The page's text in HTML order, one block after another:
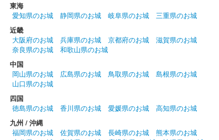
佐柿国吉城 御城印 令和6年秋限定
販売終了
佐柿国吉城 御城印
販売終了
令和6年9月8日に開催された御城印合戦in福知山のふくい城巡り
プロジェクトのブースにて販売された御城印。150枚限定
東海
愛知県のお城
静岡県のお城 岐阜県のお城
三重県のお城
近畿
大阪府のお城
兵庫県のお城 京都府のお城
滋賀県のお城
奈良県のお城
和歌山県のお城
中国
岡山県のお城
広島県のお城 鳥取県のお城
島根県のお城
山口県のお城
四国
徳島県のお城
香川県のお城 愛媛県のお城
高知県のお城
九州 / 沖縄
福岡県のお城
佐賀県のお城 長崎県のお城
熊本県のお城